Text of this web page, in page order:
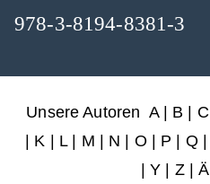
978-3-8194-8381-3
Unsere Autoren A| B C
K L| M N O P Q|
Y Z|Ä